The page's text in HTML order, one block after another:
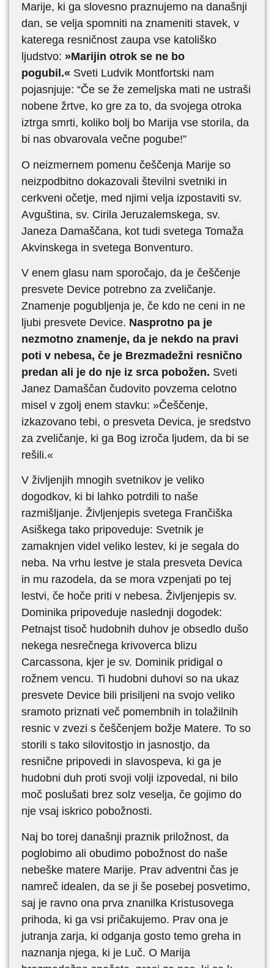
Marije, ki ga slovesno praznujemo na današnji
dan, se velja spomniti na znameniti stavek, v
katerega resničnost zaupa vse katoliško
ljudstvo: »Marijin otrok se ne bo
pogubil.« Sveti Ludvik Montfortski nam
pojasnjuje: “Če se že zemeljska mati ne ustraši
nobene žrtve, ko gre za to, da svojega otroka
iztrga smrti, koliko bolj bo Marija vse storila, da
bi nas obvarovala večne pogube!”
O neizmernem pomenu češčenja Marije so
neizpodbitno dokazovali številni svetniki in
cerkveni očetje, med njimi velja izpostaviti sv.
Avguština, sv. Cirila Jeruzalemskega, sv.
Janeza Damaščana, kot tudi svetega Tomaža
Akvinskega in svetega Bonventuro.
V enem glasu nam sporočajo, da je češčenje
presvete Device potrebno za zveličanje.
Znamenje pogubljenja je, če kdo ne ceni in ne
ljubi presvete Device. Nasprotno pa je
nezmotno znamenje, da je nekdo na pravi
poti v nebesa, če je Brezmadežni resnično
predan ali je do nje iz srca pobožen. Sveti
Janez Damaščan čudovito povzema celotno
misel v zgolj enem stavku: »Češčenje,
izkazovano tebi, o presveta Devica, je sredstvo
za zveličanje, ki ga Bog izroča ljudem, da bi se
rešili.«
V življenjih mnogih svetnikov je veliko
dogodkov, ki bi lahko potrdili to naše
razmišljanje. Življenjepis svetega Frančiška
Asiškega tako pripoveduje: Svetnik je
zamaknjen videl veliko lestev, ki je segala do
neba. Na vrhu lestve je stala presveta Devica
in mu razodela, da se mora vzpenjati po tej
lestvi, če hoče priti v nebesa. Življenjepis sv.
Dominika pripoveduje naslednji dogodek:
Petnajst tisoč hudobnih duhov je obsedlo dušo
nekega nesrečnega krivoverca blizu
Carcassona, kjer je sv. Dominik pridigal o
rožnem vencu. Ti hudobni duhovi so na ukaz
presvete Device bili prisiljeni na svojo veliko
sramoto priznati več pomembnih in tolažilnih
resnic v zvezi s češčenjem božje Matere. To so
storili s tako silovitostjo in jasnostjo, da
resnične pripovedi in slavospeva, ki ga je
hudobni duh proti svoji volji izpovedal, ni bilo
moč poslušati brez solz veselja, če gojimo do
nje vsaj iskrico pobožnosti.
Naj bo torej današnji praznik priložnost, da
poglobimo ali obudimo pobožnost do naše
nebeške matere Marije. Prav adventni čas je
namreč idealen, da se ji še posebej posvetimo,
saj je ravno ona prva znanilka Kristusovega
prihoda, ki ga vsi pričakujemo. Prav ona je
jutranja zarja, ki odganja gosto temo greha in
naznanja njega, ki je Luč. O Marija